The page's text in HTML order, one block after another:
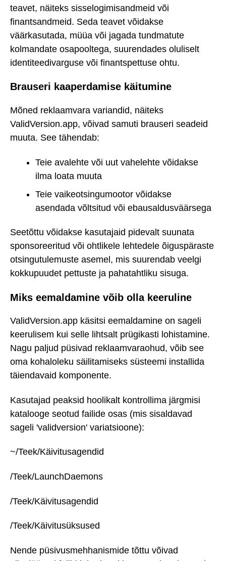
teavet, näiteks sisselogimisandmeid või
finantsandmeid. Seda teavet võidakse
väärkasutada, müüa või jagada tundmatute
kolmandate osapooltega, suurendades oluliselt
identiteedivarguse või finantspettuse ohtu.
Brauseri kaaperdamise käitumine
Mõned reklaamvara variandid, näiteks
ValidVersion.app, võivad samuti brauseri seadeid
muuta. See tähendab:
Teie avalehte või uut vahelehte võidakse
ilma loata muuta
Teie vaikeotsingumootor võidakse
asendada võltsitud või ebausaldusväärsega
Seetõttu võidakse kasutajaid pidevalt suunata
sponsoreeritud või ohtlikele lehtedele õiguspäraste
otsingutulemuste asemel, mis suurendab veelgi
kokkupuudet pettuste ja pahatahtliku sisuga.
Miks eemaldamine võib olla keeruline
ValidVersion.app käsitsi eemaldamine on sageli
keerulisem kui selle lihtsalt prügikasti lohistamine.
Nagu paljud püsivad reklaamvaraohud, võib see
oma kohaloleku säilitamiseks süsteemi installida
täiendavaid komponente.
Kasutajad peaksid hoolikalt kontrollima järgmisi
katalooge seotud failide osas (mis sisaldavad
sageli 'validversion' variatsioone):
~/Teek/Käivitusagendid
/Teek/LaunchDaemons
/Teek/Käivitusagendid
/Teek/Käivitusüksused
Nende püsivusmehhanismide tõttu võivad